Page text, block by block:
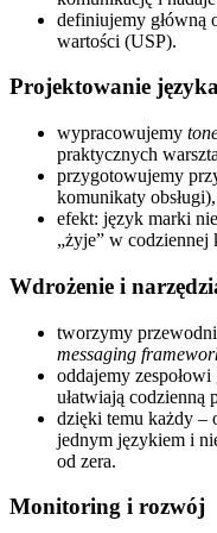
definiujemy główną
wartości (USP).
Projektowanie
wypracowujemy
praktycznych
przygotowujemy
komunikaty
efekt: język marki
„żyje” w codziennej
Wdrożenie i
tworzymy
messaging
oddajemy
ułatwiają codzienną
dzięki temu każdy –
jednym językiem i
od zera.
Monitoring i rozwój